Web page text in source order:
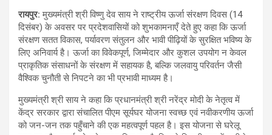
रायपुर:मुख्यमंत्री श्री विष्णु देव साय ने राष्ट्रीय ऊर्जा संरक्षण दिवस (14
दिसंबर) के अवसर पर प्रदेशवासियों को शुभकामनाएँ देते हुए कहा कि ऊर्जा
संरक्षण सतत विकास, पर्यावरण संतुलन और भावी पीढ़ियों के सुरक्षित भविष्य के
लिए अनिवार्य है। ऊर्जा का विवेकपूर्ण, जिम्मेदार और कुशल उपयोग न केवल
प्राकृतिक संसाधनों के संरक्षण में सहायक है, बल्कि जलवायु परिवर्तन जैसी
वैश्विक चुनौती से निपटने का भी प्रभावी माध्यम है।
मुख्यमंत्री श्री साय ने कहा कि प्रधानमंत्री श्री नरेंद्र मोदी के नेतृत्व में
केंद्र सरकार द्वारा संचालित पीएम सूर्यघर योजना स्वच्छ एवं नवीकरणीय ऊर्जा
को जन-जन तक पहुँचाने की एक महत्वपूर्ण पहल है। इस योजना से घरेलू